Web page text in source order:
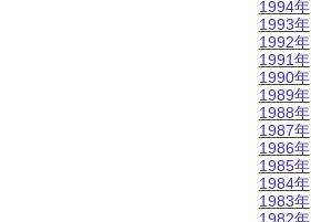
1994年
1993年
1992年
1991年
1990年
1989年
1988年
1987年
1986年
1985年
1984年
1983年